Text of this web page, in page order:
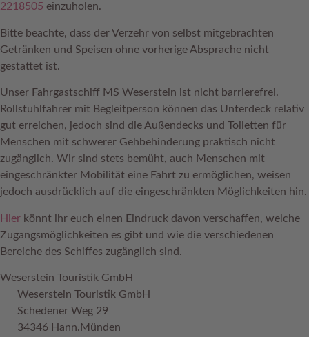
2218505 einzuholen.
Bitte beachte, dass der Verzehr von selbst mitgebrachten
Getränken und Speisen ohne vorherige Absprache nicht
gestattet ist.
Unser Fahrgastschiff MS Weserstein ist nicht barrierefrei.
Rollstuhlfahrer mit Begleitperson können das Unterdeck relativ
gut erreichen, jedoch sind die Außendecks und Toiletten für
Menschen mit schwerer Gehbehinderung praktisch nicht
zugänglich. Wir sind stets bemüht, auch Menschen mit
eingeschränkter Mobilität eine Fahrt zu ermöglichen, weisen
jedoch ausdrücklich auf die eingeschränkten Möglichkeiten hin.
Hier könnt ihr euch einen Eindruck davon verschaffen, welche
Zugangsmöglichkeiten es gibt und wie die verschiedenen
Bereiche des Schiffes zugänglich sind.
Weserstein Touristik GmbH
Weserstein Touristik GmbH
Schedener Weg 29
34346 Hann.Münden